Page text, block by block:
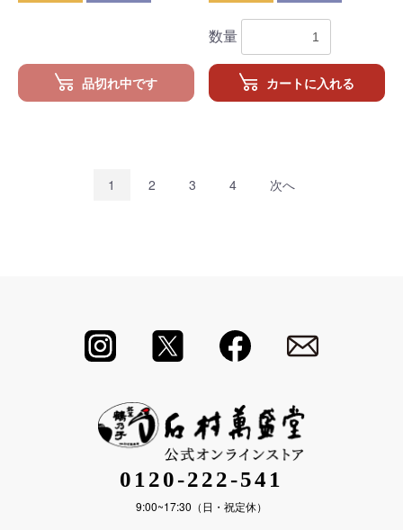
品切れ中です
数量
カートに入れる
1 2 3 4 次へ
0120-222-541
9:00~17:30（日・祝定休）